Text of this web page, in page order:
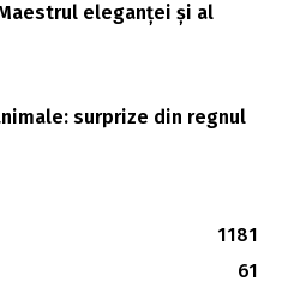
eleganței și al
surprize din regnul
1181
61